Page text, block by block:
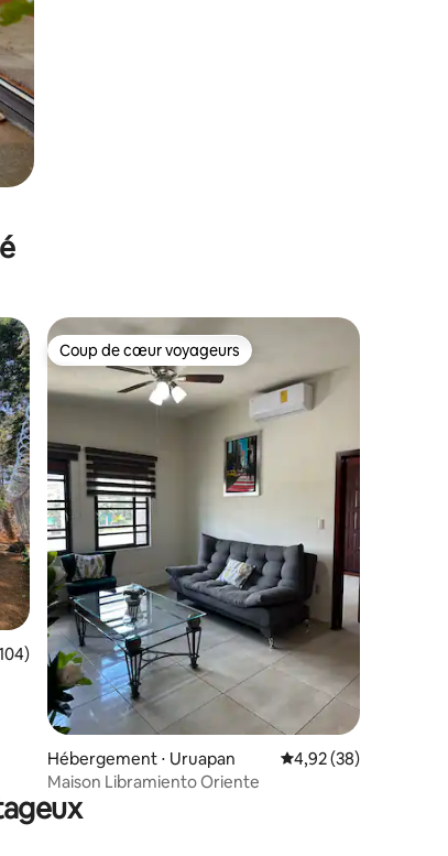
: 4,89 sur 5
moyenne sur la base de 104 commentaires : 4,98 sur 5
Coup de cœur voyageurs
Coup de cœur voyageurs
Hébergement ⋅ Uruapan Évaluation moyenne
4,92 (38)
Maison Libramiento Oriente